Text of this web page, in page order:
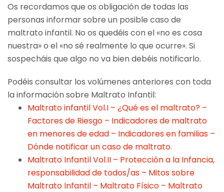
Os recordamos que os obligación de todas las
personas informar sobre un posible caso de
maltrato infantil. No os quedéis con el «no es cosa
nuestra» o el «no sé realmente lo que ocurre». Si
sospecháis que algo no va bien debéis notificarlo.
Podéis consultar los volúmenes anteriores con toda
la información sobre Maltrato Infantil:
Maltrato infantil Vol.I – ¿Qué es el maltrato? –
Factores de Riesgo – Indicadores de maltrato
en menores de edad – Indicadores en familias –
Dónde notificar un caso de maltrato.
Maltrato Infantil Vol.II – Protección a la Infancia,
responsabilidad de todos/as – Mitos sobre
Maltrato Infantil – Maltrato Físico – Maltrato